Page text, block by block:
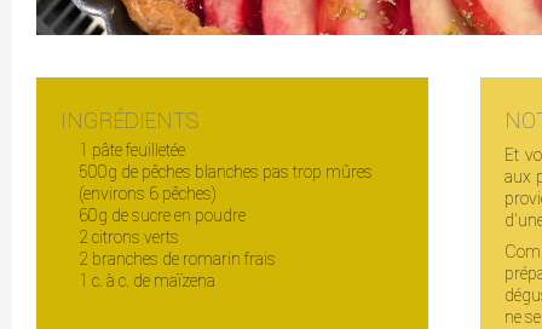
INGRÉDIENTS
1 pâte feuilletée
500g de pêches blanches pas trop mûres
(environs 6 pêches)
60g de sucre en poudre
2 citrons verts
2 branches de romarin frais
1 c. à c. de maïzena
Et
aux
ne